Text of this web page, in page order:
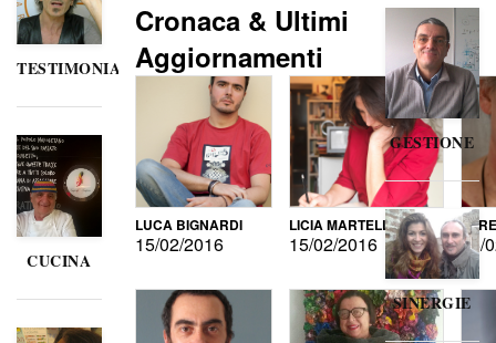
TESTIMONIANZE
CUCINA
Cronaca & Ultimi
Aggiornamenti
LUCA BIGNARDI
15/02/2016
LICIA MARTELLI
15/02/2016 15/
GESTIONE
SINERGIE